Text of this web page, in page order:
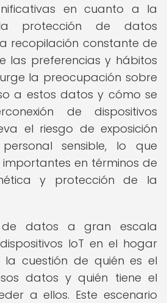
en cuanto a la
protección de datos
recopilación constante de
las preferencias y hábitos
la preocupación sobre
a estos datos y cómo se
de dispositivos
el riesgo de exposición
sensible, lo que
en términos de
y protección de la
de datos a gran escala
IoT en el hogar
cuestión de quién es el
datos y quién tiene el
a ellos. Este escenario